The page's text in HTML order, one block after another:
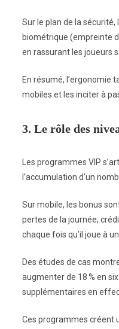
Sur le plan de la
biométrique (empreinte
en rassurant les joueurs
En résumé, l’ergonomie
mobiles et les inciter à
3. Le rôle des
Les programmes VIP
l’accumulation d’un
Sur mobile, les bonus
pertes de la journée,
chaque fois qu’il joue à
Des études de cas
augmenter de 18 % en
supplémentaires en
Ces programmes créent